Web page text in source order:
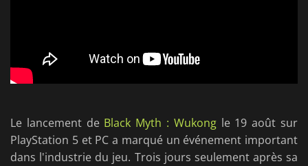
Le lancement de Black Myth : Wukongle 19 août sur
PlayStation 5 et PC a marqué un événement important
dans l'industrie du jeu. Trois jours seulement après sa